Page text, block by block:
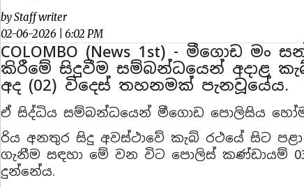
by Staff writer
02-06-2026 | 6:02 PM
COLOMBO (News 1st) - මීගොඩ
කිරීමේ සිදුවීම සම්බන්ධයෙන් අදාළ
අද (02) විදෙස් තහනමක් පැනවූයේය.
ඒ සිද්ධිය සම්බන්ධයෙන් මීගොඩ පොලිසිය
රිය අනතුර සිදු අවස්ථාවේ කැබ් රථයේ සිට
ගැනීම සඳහා මේ වන විට පොලිස් කණ්ඩායම්
දුන්නේය.